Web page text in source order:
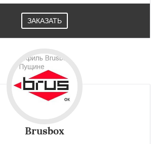
ЗАКАЗАТЬ
Brusbox